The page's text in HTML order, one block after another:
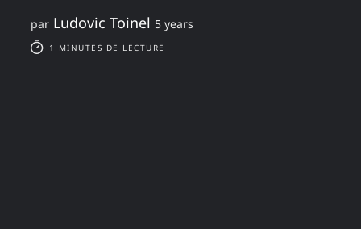
par Ludovic Toinel 5 years
1 MINUTES DE LECTURE